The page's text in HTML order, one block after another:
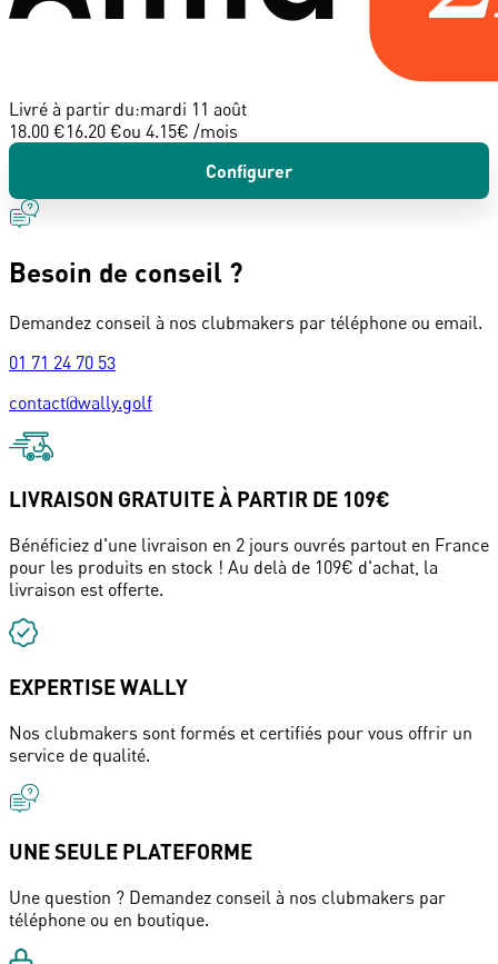
Livré à partir du:mardi 11 août
18.00 €16.20 €ou 4.15€ /mois
Configurer
Besoin de conseil ?
Demandez conseil à nos clubmakers par téléphone ou email.
01 71 24 70 53
contact@wally.golf
LIVRAISON GRATUITE À PARTIR DE 109€
Bénéficiez d'une livraison en 2 jours ouvrés partout en France
pour les produits en stock ! Au delà de 109€ d'achat, la
livraison est offerte.
EXPERTISE WALLY
Nos clubmakers sont formés et certifiés pour vous offrir un
service de qualité.
UNE SEULE PLATEFORME
Une question ? Demandez conseil à nos clubmakers par
téléphone ou en boutique.